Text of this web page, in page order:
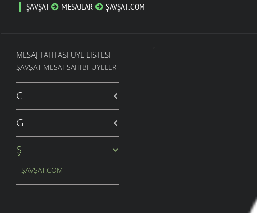
ŞAVŞAT MESAJLAR ŞAVŞAT.COM
MESAJ TAHTASI ÜYE LISTESI
ŞAVŞAT MESAJ SAHIBI ÜYELER
C
G
Ş
ŞAVŞAT.COM